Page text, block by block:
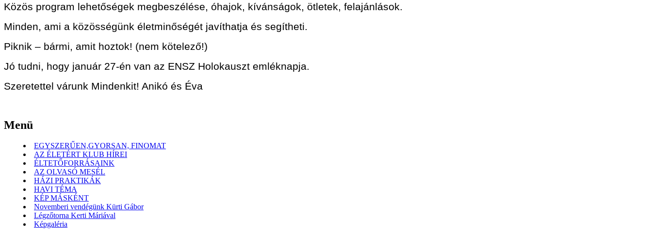
Közös program lehetőségek megbeszélése, óhajok, kívánságok, ötletek, felajánlások.
Minden, ami a közösségünk életminőségét javíthatja és segítheti.
Piknik – bármi, amit hoztok! (nem kötelező!)
Jó tudni, hogy január 27-én van az ENSZ Holokauszt emléknapja.
Szeretettel várunk Mindenkit! Anikó és Éva
Menü
EGYSZERŰEN,GYORSAN, FINOMAT
AZ ÉLETÉRT KLUB HÍREI
ÉLTETŐFORRÁSAINK
AZ OLVASÓ MESÉL
HÁZI PRAKTIKÁK
HAVI TÉMA
KÉP MÁSKÉNT
Novemberi vendégünk Kürti Gábor
Légzőtorna Kerti Máriával
Képgaléria